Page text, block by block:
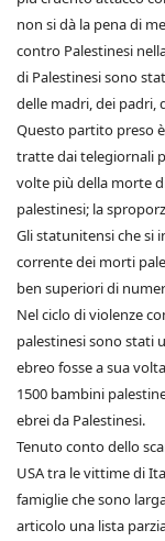
non si dà la pena di
contro Palestinesi
di Palestinesi sono
delle madri, dei padri,
Questo partito preso
tratte dai telegiornali
volte più della morte
palestinesi; la
Gli statunitensi che si
corrente dei morti
ben superiori di
Nel ciclo di violenze
palestinesi sono stati
ebreo fosse a sua
1500 bambini
ebrei da Palestinesi.
Tenuto conto dello
USA tra le vittime di
famiglie che sono
articolo una lista